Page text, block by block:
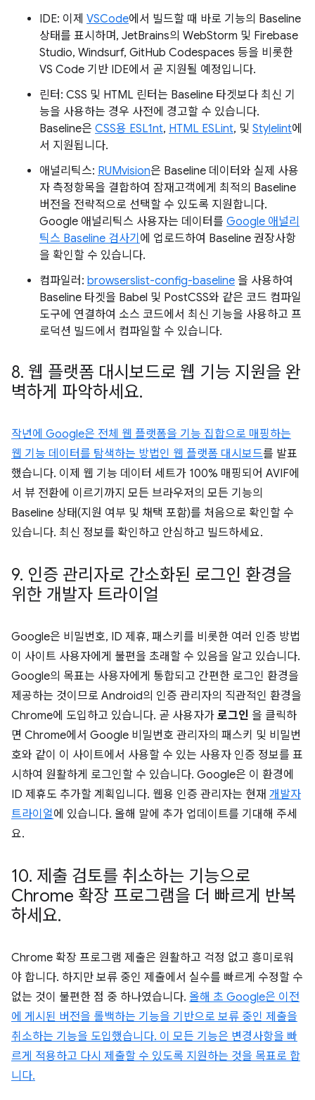
IDE: 이제 VSCode에서 빌드할 때 바로 기능의 Baseline
상태를 표시하며, JetBrains의 WebStorm 및 Firebase
Studio, Windsurf, GitHub Codespaces 등을 비롯한
VS Code 기반 IDE에서 곧 지원될 예정입니다.
린터: CSS 및 HTML 린터는 Baseline 타겟보다 최신 기
능을 사용하는 경우 사전에 경고할 수 있습니다.
Baseline은 CSS용 ESL1nt, HTML ESLint, 및 Stylelint에
서 지원됩니다.
애널리틱스: RUMvision은 Baseline 데이터와 실제 사용
자 측정항목을 결합하여 잠재고객에게 최적의 Baseline
버전을 전략적으로 선택할 수 있도록 지원합니다.
Google 애널리틱스 사용자는 데이터를 Google 애널리
틱스 Baseline 검사기 에 업로드하여 Baseline 권장사항
을 확인할 수 있습니다.
컴파일러: browserslist-config-baseline 을 사용하여
Baseline 타겟을 Babel 및 PostCSS와 같은 코드 컴파일
도구에 연결하여 소스 코드에서 최신 기능을 사용하고 프
로덕션 빌드에서 컴파일할 수 있습니다.
8. 웹 플랫폼 대시보드로 웹 기능 지원을 완
벽하게 파악하세요.
작년에 Google은 전체 웹 플랫폼을 기능 집합으로 매핑하는
웹 기능 데이터를 탐색하는 방법인 웹 플랫폼 대시보드를 발표
했습니다. 이제 웹 기능 데이터 세트가 100% 매핑되어 AVIF에
서 뷰 전환에 이르기까지 모든 브라우저의 모든 기능의
Baseline 상태(지원 여부 및 채택 포함)를 처음으로 확인할 수
있습니다. 최신 정보를 확인하고 안심하고 빌드하세요.
9. 인증 관리자로 간소화된 로그인 환경을
위한 개발자 트라이얼
Google은 비밀번호, ID 제휴, 패스키를 비롯한 여러 인증 방법
이 사이트 사용자에게 불편을 초래할 수 있음을 알고 있습니다.
Google의 목표는 사용자에게 통합되고 간편한 로그인 환경을
제공하는 것이므로 Android의 인증 관리자의 직관적인 환경을
Chrome에 도입하고 있습니다. 곧 사용자가 로그인 을 클릭하
면 Chrome에서 Google 비밀번호 관리자의 패스키 및 비밀번
호와 같이 이 사이트에서 사용할 수 있는 사용자 인증 정보를 표
시하여 원활하게 로그인할 수 있습니다. Google은 이 환경에
ID 제휴도 추가할 계획입니다. 웹용 인증 관리자는 현재 개발자
트라이얼에 있습니다. 올해 말에 추가 업데이트를 기대해 주세
요.
10. 제출 검토를 취소하는 기능으로
Chrome 확장 프로그램을 더 빠르게 반복
하세요.
Chrome 확장 프로그램 제출은 원활하고 걱정 없고 흥미로워
야 합니다. 하지만 보류 중인 제출에서 실수를 빠르게 수정할 수
없는 것이 불편한 점 중 하나였습니다. 올해 초 Google은 이전
에 게시된 버전을 롤백하는 기능을 기반으로 보류 중인 제출을
취소하는 기능을 도입했습니다. 이 모든 기능은 변경사항을 빠
르게 적용하고 다시 제출할 수 있도록 지원하는 것을 목표로 합
니다.